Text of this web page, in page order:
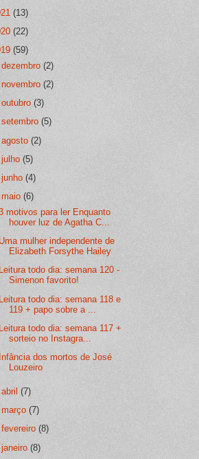
(13)
(22)
(59)
dezembro(2)
novembro(2)
outubro(3)
setembro(5)
agosto(2)
julho(5)
junho(4)
maio(6)
motivos para ler Enquanto
houver luz de Agatha C...
mulher independente de
Elizabeth Forsythe Hailey
todo dia: semana 120 -
Simenon favorito!
todo dia: semana 118 e
119 + papo sobre a ...
todo dia: semana 117 +
sorteio no Instagra...
dos mortos de José
Louzeiro
abril(7)
março(7)
fevereiro(8)
janeiro(8)